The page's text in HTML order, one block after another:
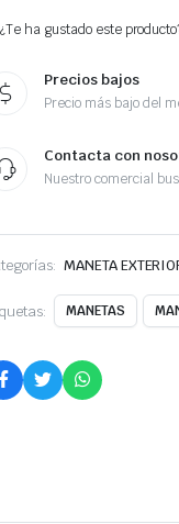
¿Te ha gustado este
Precios bajos
Precio más bajo del
Contacta con
Nuestro comercial
MANETA
MANETAS